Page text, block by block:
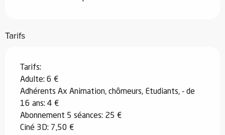
Tarifs
Tarifs:
Adulte: 6 €
Adhérents Ax Animation, chômeurs, Etudiants, - de
16 ans: 4 €
Abonnement 5 séances: 25 €
Ciné 3D: 7,50 €